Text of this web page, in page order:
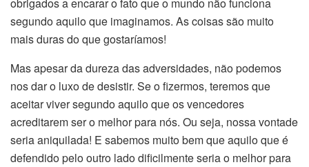
obrigados a encarar o fato que o mundo não funciona
segundo aquilo que imaginamos. As coisas são muito
mais duras do que gostaríamos!
Mas apesar da dureza das adversidades, não podemos
nos dar o luxo de desistir. Se o fizermos, teremos que
aceitar viver segundo aquilo que os vencedores
acreditarem ser o melhor para nós. Ou seja, nossa vontade
seria aniquilada! E sabemos muito bem que aquilo que é
defendido pelo outro lado dificilmente seria o melhor para